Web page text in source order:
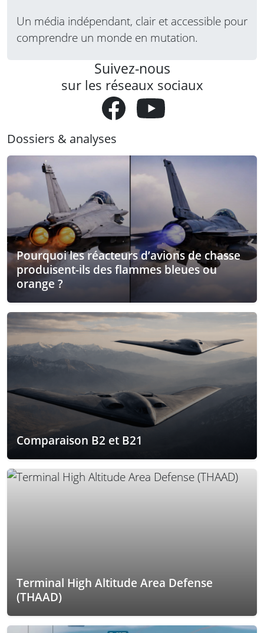
Un média indépendant, clair et accessible pour
comprendre un monde en mutation.
Suivez-nous
sur les réseaux sociaux
Dossiers & analyses
Pourquoi les réacteurs d’avions de chasse
produisent-ils des flammes bleues ou
orange ?
Comparaison B2 et B21
Terminal High Altitude Area Defense
(THAAD)